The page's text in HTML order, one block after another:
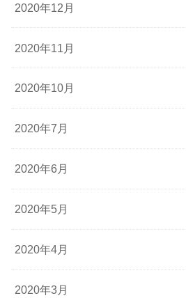
2020年12月
2020年11月
2020年10月
2020年7月
2020年6月
2020年5月
2020年4月
2020年3月